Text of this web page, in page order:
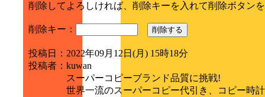
削除してよろしければ、削除キーを入れて削除ボタン
削除キー： 削除する
投稿日 ： 2022年09月12日(月) 15時18分
投稿者 ： kuwan
スーパーコピーブランド品質に挑戦!
世界一流のスーパーコピー代引き、コピー時